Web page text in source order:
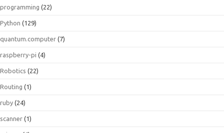
programming (22)
Python (129)
quantum.computer (7)
raspberry-pi (4)
Robotics (22)
Routing (1)
ruby (24)
scanner (1)